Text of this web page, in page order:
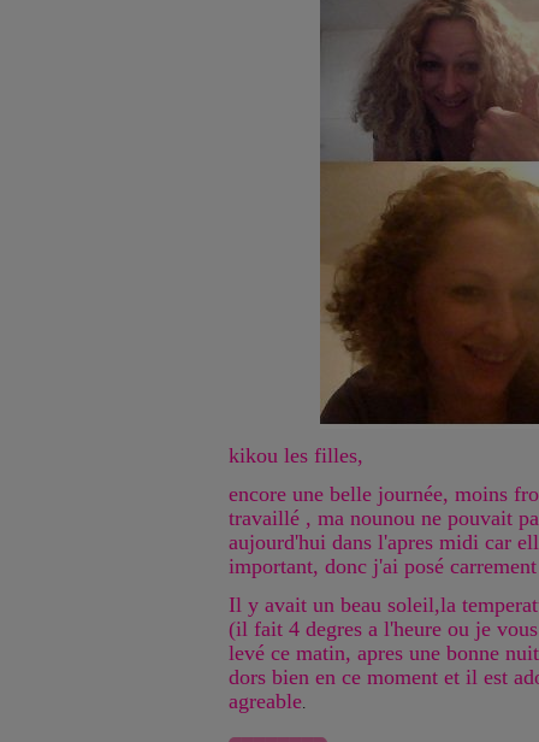
kikou les filles,
encore une belle journée, moins
travaillé , ma nounou ne pouvait
aujourd'hui dans l'apres midi car
important, donc j'ai posé
Il y avait un beau soleil,la
(il fait 4 degres a l'heure ou je
levé ce matin, apres une bonne
dors bien en ce moment et il est
agreable.